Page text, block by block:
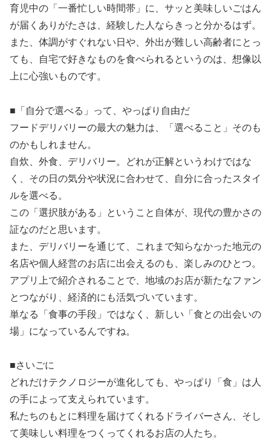
育児中の「一番忙しい時間帯」に、サッと美味しいごはん
が届くありがたさは、経験した人ならきっと分かるはず。
また、体調がすぐれない日や、外出が難しい高齢者にとっ
ても、自宅で好きなものを食べられるというのは、想像以
上に心強いものです。
■「自分で選べる」って、やっぱり自由だ
フードデリバリーの最大の魅力は、「選べること」そのも
のかもしれません。
自炊、外食、デリバリー。どれが正解というわけではな
く、その日の気分や状況に合わせて、自分に合ったスタイ
ルを選べる。
この「選択肢がある」ということ自体が、現代の豊かさの
証なのだと思います。
また、デリバリーを通じて、これまで知らなかった地元の
名店や個人経営のお店に出会えるのも、楽しみのひとつ。
アプリ上で紹介されることで、地域のお店が新たなファン
とつながり、経済的にも活気づいています。
単なる「食事の手段」ではなく、新しい「食との出会いの
場」になっているんですね。
■さいごに
どれだけテクノロジーが進化しても、やっぱり「食」は人
の手によって支えられています。
私たちのもとに料理を届けてくれるドライバーさん、そし
て美味しい料理をつくってくれるお店の人たち。